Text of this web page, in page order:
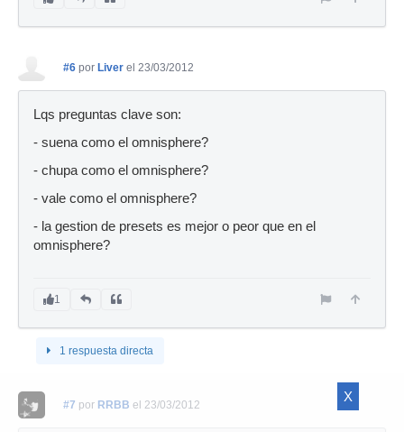
#6 por Liver el 23/03/2012
Lqs preguntas clave son:
- suena como el omnisphere?
- chupa como el omnisphere?
- vale como el omnisphere?
- la gestion de presets es mejor o peor que en el
omnisphere?
1
1 respuesta directa
#7 por RRBB el 23/03/2012
X